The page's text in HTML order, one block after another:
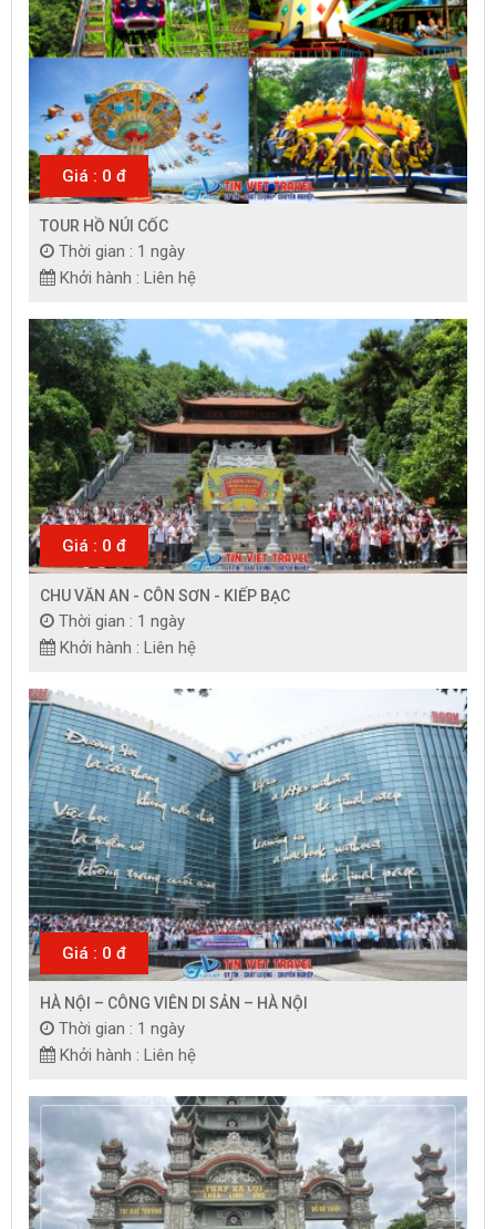
Giá : 0 đ
TOUR HỒ NÚI CỐC
Thời gian : 1 ngày
Khởi hành : Liên hệ
Giá : 0 đ
CHU VĂN AN - CÔN SƠN - KIẾP BẠC
Thời gian : 1 ngày
Khởi hành : Liên hệ
Giá : 0 đ
HÀ NỘI – CÔNG VIÊN DI SẢN – HÀ NỘI
Thời gian : 1 ngày
Khởi hành : Liên hệ